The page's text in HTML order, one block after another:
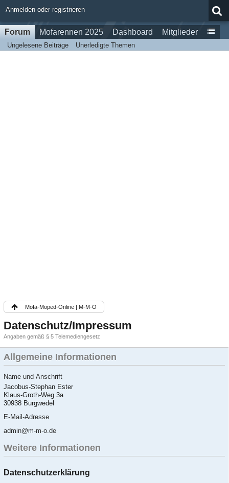
Anmelden oder registrieren
Forum Mofarennen 2025 Dashboard Mitglieder
Ungelesene Beiträge Unerledigte Themen
Mofa-Moped-Online | M-M-O
Datenschutz/Impressum
Angaben gemäß § 5 Telemediengesetz
Allgemeine Informationen
Name und Anschrift
Jacobus-Stephan Ester
Klaus-Groth-Weg 3a
30938 Burgwedel
E-Mail-Adresse
admin@m-m-o.de
Weitere Informationen
Datenschutzerklärung